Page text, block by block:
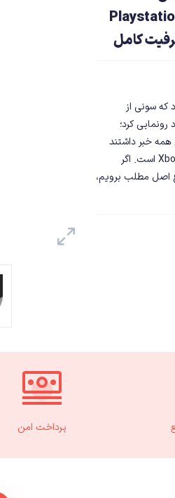
ماه 1401 بود که سونی از
کرد؛
خبر داشتند
رقیبی برای Xbox Game Pass است. اگر
اصل مطلب برویم،
پرداخت امن